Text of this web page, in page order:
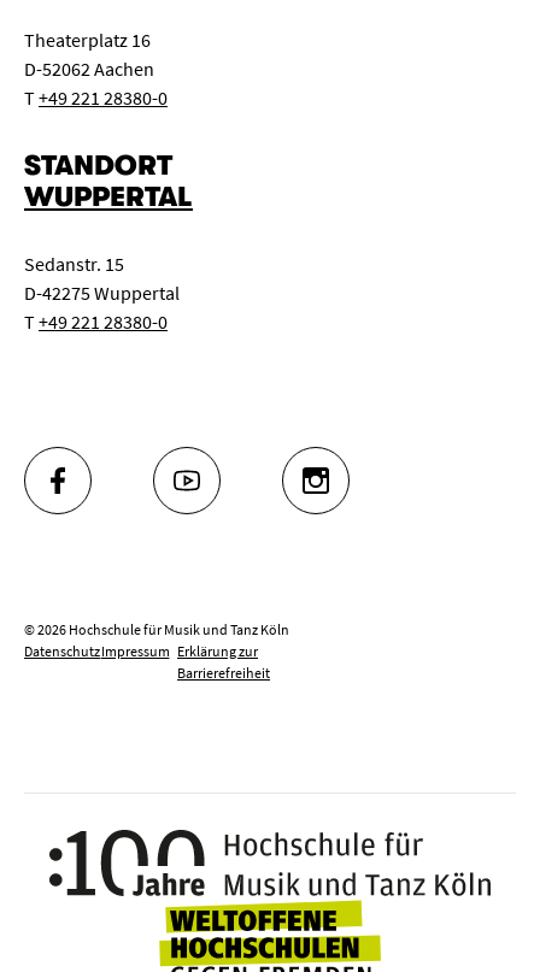
Theaterplatz 16
D-52062 Aachen
T+49 221 28380-0
STANDORT
WUPPERTAL
Sedanstr. 15
D-42275 Wuppertal
T+49 221 28380-0
FACEBOOK YOUTUBE INSTAGRAM
© 2026 Hochschule für Musik und Tanz Köln
DatenschutzImpressum Erklärung zur
Barrierefreiheit